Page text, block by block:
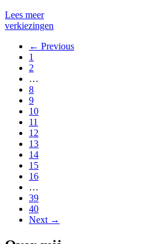
Lees meer
verkiezingen
← Previous
1
2
…
8
9
10
11
12
13
14
15
16
…
39
40
Next →